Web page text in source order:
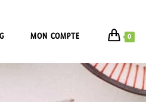
MON COMPTE 0